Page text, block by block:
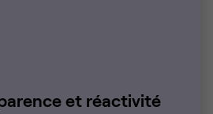
et réactivité